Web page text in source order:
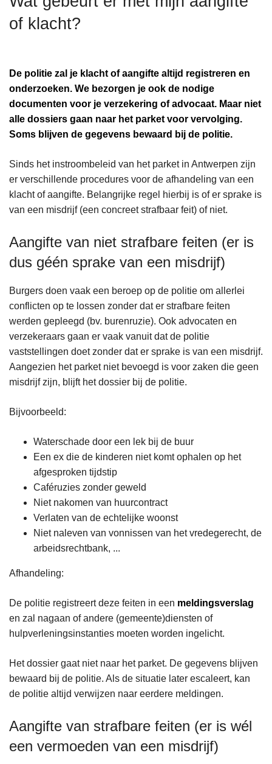
of klacht?
De politie zal je klacht of aangifte altijd registreren en
onderzoeken. We bezorgen je ook de nodige
documenten voor je verzekering of advocaat. Maar niet
alle dossiers gaan naar het parket voor vervolging.
Soms blijven de gegevens bewaard bij de politie.
Sinds het instroombeleid van het parket in Antwerpen zijn
er verschillende procedures voor de afhandeling van een
klacht of aangifte. Belangrijke regel hierbij is of er sprake is
van een misdrijf (een concreet strafbaar feit) of niet.
Aangifte van niet strafbare feiten (er is
dus géén sprake van een misdrijf)
Burgers doen vaak een beroep op de politie om allerlei
conflicten op te lossen zonder dat er strafbare feiten
werden gepleegd (bv. burenruzie). Ook advocaten en
verzekeraars gaan er vaak vanuit dat de politie
vaststellingen doet zonder dat er sprake is van een misdrijf.
Aangezien het parket niet bevoegd is voor zaken die geen
misdrijf zijn, blijft het dossier bij de politie.
Bijvoorbeeld:
Waterschade door een lek bij de buur
Een ex die de kinderen niet komt ophalen op het
afgesproken tijdstip
Caféruzies zonder geweld
Niet nakomen van huurcontract
Verlaten van de echtelijke woonst
Niet naleven van vonnissen van het vredegerecht, de
arbeidsrechtbank, ...
Afhandeling:
De politie registreert deze feiten in een meldingsverslag
en zal nagaan of andere (gemeente)diensten of
hulpverleningsinstanties moeten worden ingelicht.
Het dossier gaat niet naar het parket. De gegevens blijven
bewaard bij de politie. Als de situatie later escaleert, kan
de politie altijd verwijzen naar eerdere meldingen.
Aangifte van strafbare feiten (er is wél
een vermoeden van een misdrijf)